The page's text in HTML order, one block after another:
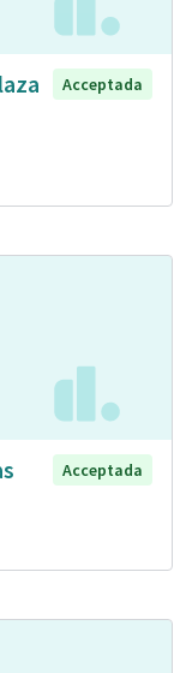
Acceptada
Acceptada